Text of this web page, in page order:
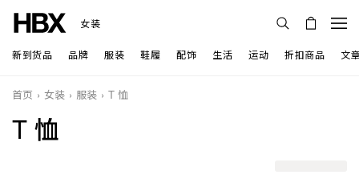
女装
新到货品 品牌 服装 鞋履 配饰 生活 运动 折扣商品 文
首页 女装 服装 T 恤
T 恤